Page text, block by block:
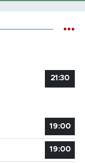
21:30
19:00
19:00